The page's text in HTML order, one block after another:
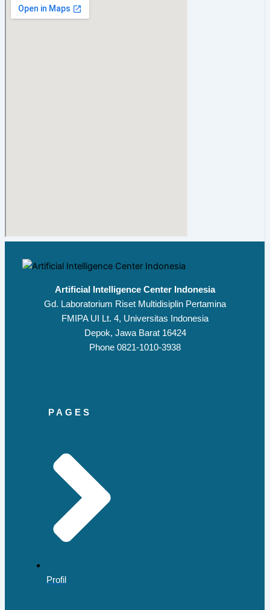
Artificial Intelligence Center Indonesia
Gd. Laboratorium Riset Multidisiplin Pertamina
FMIPA UI Lt. 4, Universitas Indonesia
Depok, Jawa Barat 16424
Phone 0821-1010-3938
PAGES
Profil